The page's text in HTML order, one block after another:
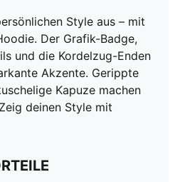
Style aus – mit
Der Grafik-Badge,
und die Kordelzug-Enden
Akzente. Gerippte
Kapuze machen
deinen Style mit